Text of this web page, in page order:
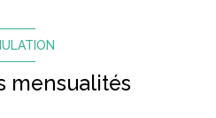
mensualités